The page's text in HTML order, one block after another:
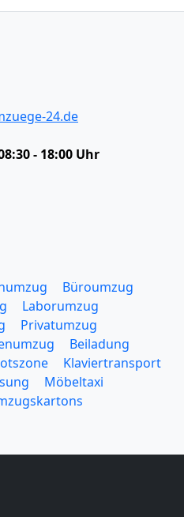
24.de
- 18:00 Uhr
Büroumzug
Laborumzug
Privatumzug
Beiladung
Klaviertransport
Möbeltaxi